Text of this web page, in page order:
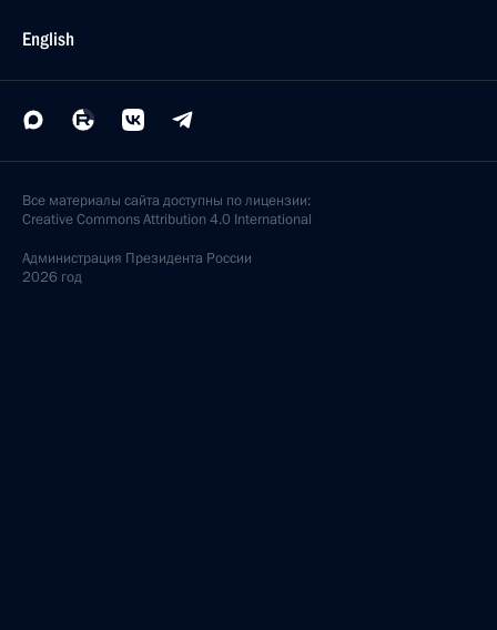
English
Все материалы сайта доступны по лицензии:
Creative Commons Attribution 4.0 International
Администрация Президента России
2026 год